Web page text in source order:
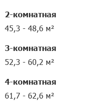
2-комнатная
45,3 - 48,6 м²
3-комнатная
52,3 - 60,2 м²
4-комнатная
61,7 - 62,6 м²